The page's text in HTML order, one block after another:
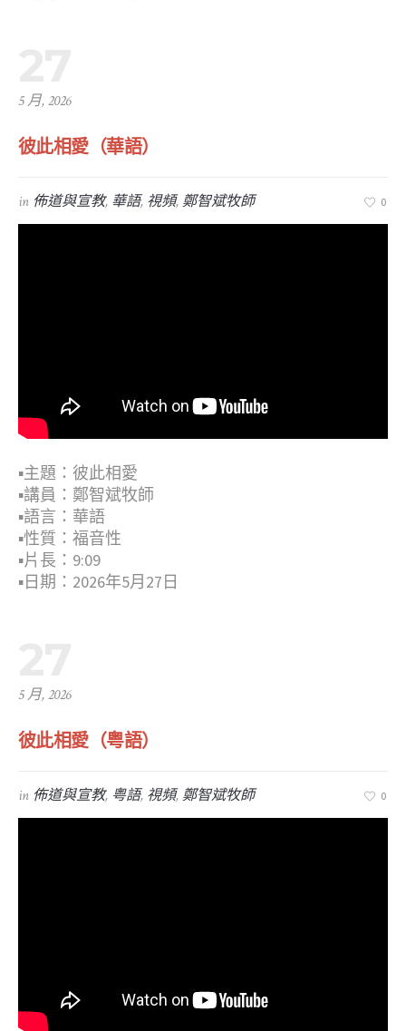
5 月, 2026
彼此相愛（華語）
in 佈道與宣教, 華語, 視頻,鄭智斌牧師 0
▪︎主題：彼此相愛
▪︎講員：鄭智斌牧師
▪︎語言：華語
▪︎性質：福音性
▪︎片長：9:09
▪︎日期：2026年5月27日
5 月, 2026
彼此相愛（粤語）
in 佈道與宣教, 粤語, 視頻,鄭智斌牧師 0